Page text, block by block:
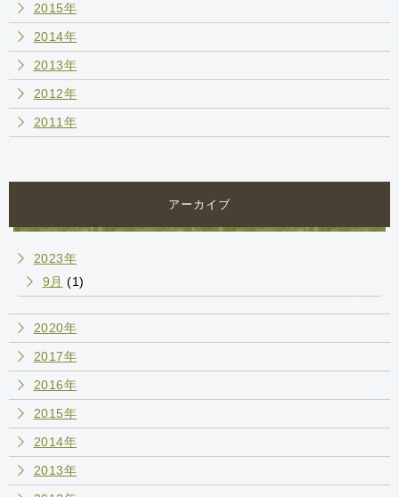
2015年
2014年
2013年
2012年
2011年
アーカイブ
2023年
9月 (1)
2020年
2017年
2016年
2015年
2014年
2013年